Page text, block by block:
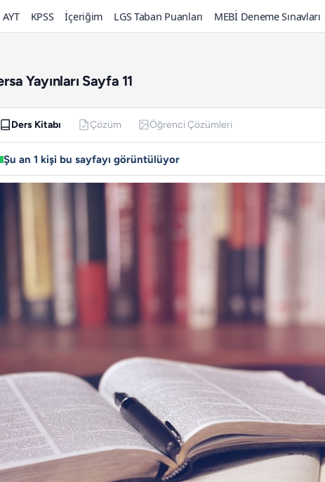
AYT KPSS İçeriğim LGS Taban Puanları MEBİ Deneme Sınavları
Yayınları Sayfa 11
Ders Kitabı Çözüm Öğrenci Çözümleri
Şu an 1 kişi bu sayfayı görüntülüyor